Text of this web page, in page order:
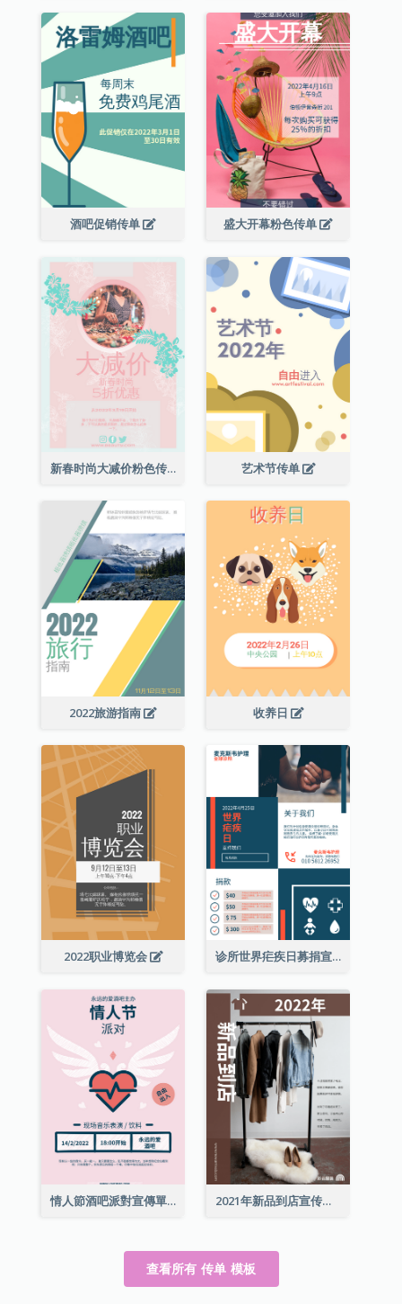
酒吧促销传单 盛大开幕粉色传单
新春时尚大减价粉色传单 艺术节传单
2022旅游指南 收养日
2022职业博览会 诊所世界疟疾日募捐宣传单张
情人節酒吧派對宣傳單張 2021年新品到店宣传单张
查看所有 传单 模板